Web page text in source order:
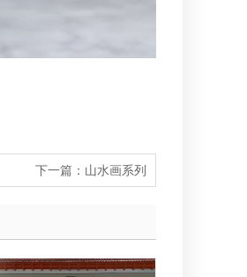
下一篇： 山水画系列